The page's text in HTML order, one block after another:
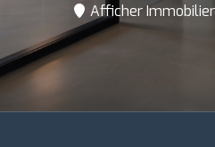
Afficher